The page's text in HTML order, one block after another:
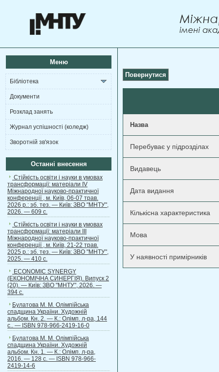
Меню
Бібліотека
Документи
Розклад занять
Журнал успішності (коледж)
Зворотній зв'язок
Останні внесення
Стійкість освіти і науки в умовах
трансформації: матеріали ІV
Міжнародної науково-практичної
конференції , м. Київ, 06-07 трав.
2026 р.: зб. тез. — Київ: ЗВО "МНТУ",
2026. — 609 с.
Стійкість освіти і науки в умовах
трансформації: матеріали ІІІ
Міжнародної науково-практичної
конференції , м. Київ, 21-22 трав.
2025 р.: зб. тез. — Київ: ЗВО "МНТУ",
2025. — 410 с.
ECONOMIC SYNERGY
(ЕКОНОМІЧНА СИНЕРГІЯ). Випуск 2
(20). — Київ: ЗВО "МНТУ", 2026. —
394 с.
Булатова М. М. Олімпійська
спадщина України. Художній
альбом. Кн. 2. — К.: Олімп. л-ра, 144
с.. — ISBN 978-966-2419-16-0
Булатова М. М. Олімпійська
спадщина України. Художній
альбом. Кн. 1. — К.: Олімп. л-ра,
2016. — 128 с. — ISBN 978-966-
2419-14-6
Повернутися
Назва
Перебуває у підрозділах
Видавець
Дата видання
Кількісна характеристика
Мова
У наявності примірників